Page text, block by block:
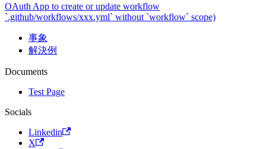
OAuth App to create or update workflow
`.github/workflows/xxx.yml` without `workflow` scope)
事象
解決例
Documents
Test Page
Socials
Linkedin
X